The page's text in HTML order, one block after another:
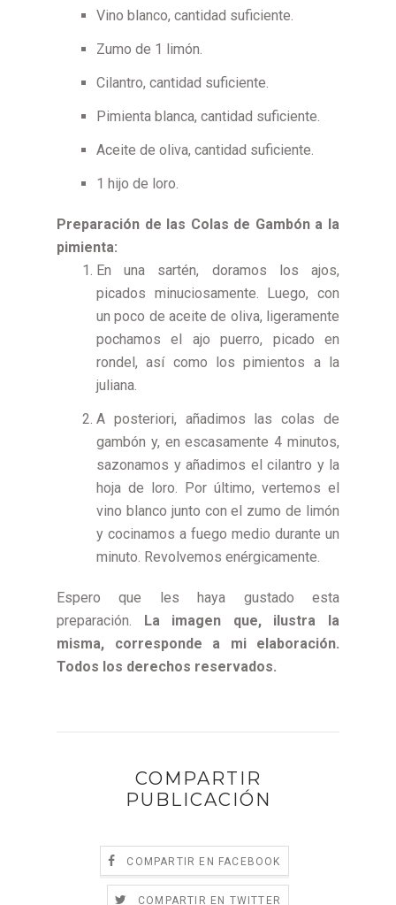
Vino blanco, cantidad suficiente.
Zumo de 1 limón.
Cilantro, cantidad suficiente.
Pimienta blanca, cantidad suficiente.
Aceite de oliva, cantidad suficiente.
1 hijo de loro.
Preparación de las Colas de Gambón a la
pimienta:
En una sartén, doramos los ajos,
picados minuciosamente. Luego, con
un poco de aceite de oliva, ligeramente
pochamos el ajo puerro, picado en
rondel, así como los pimientos a la
juliana.
A posteriori, añadimos las colas de
gambón y, en escasamente 4 minutos,
sazonamos y añadimos el cilantro y la
hoja de loro. Por último, vertemos el
vino blanco junto con el zumo de limón
y cocinamos a fuego medio durante un
minuto. Revolvemos enérgicamente.
Espero que les haya gustado esta
preparación.
La imagen que, ilustra la
misma, corresponde a mi elaboración.
Todos los derechos reservados.
COMPARTIR
PUBLICACIÓN
COMPARTIR EN FACEBOOK
COMPARTIR EN TWITTER